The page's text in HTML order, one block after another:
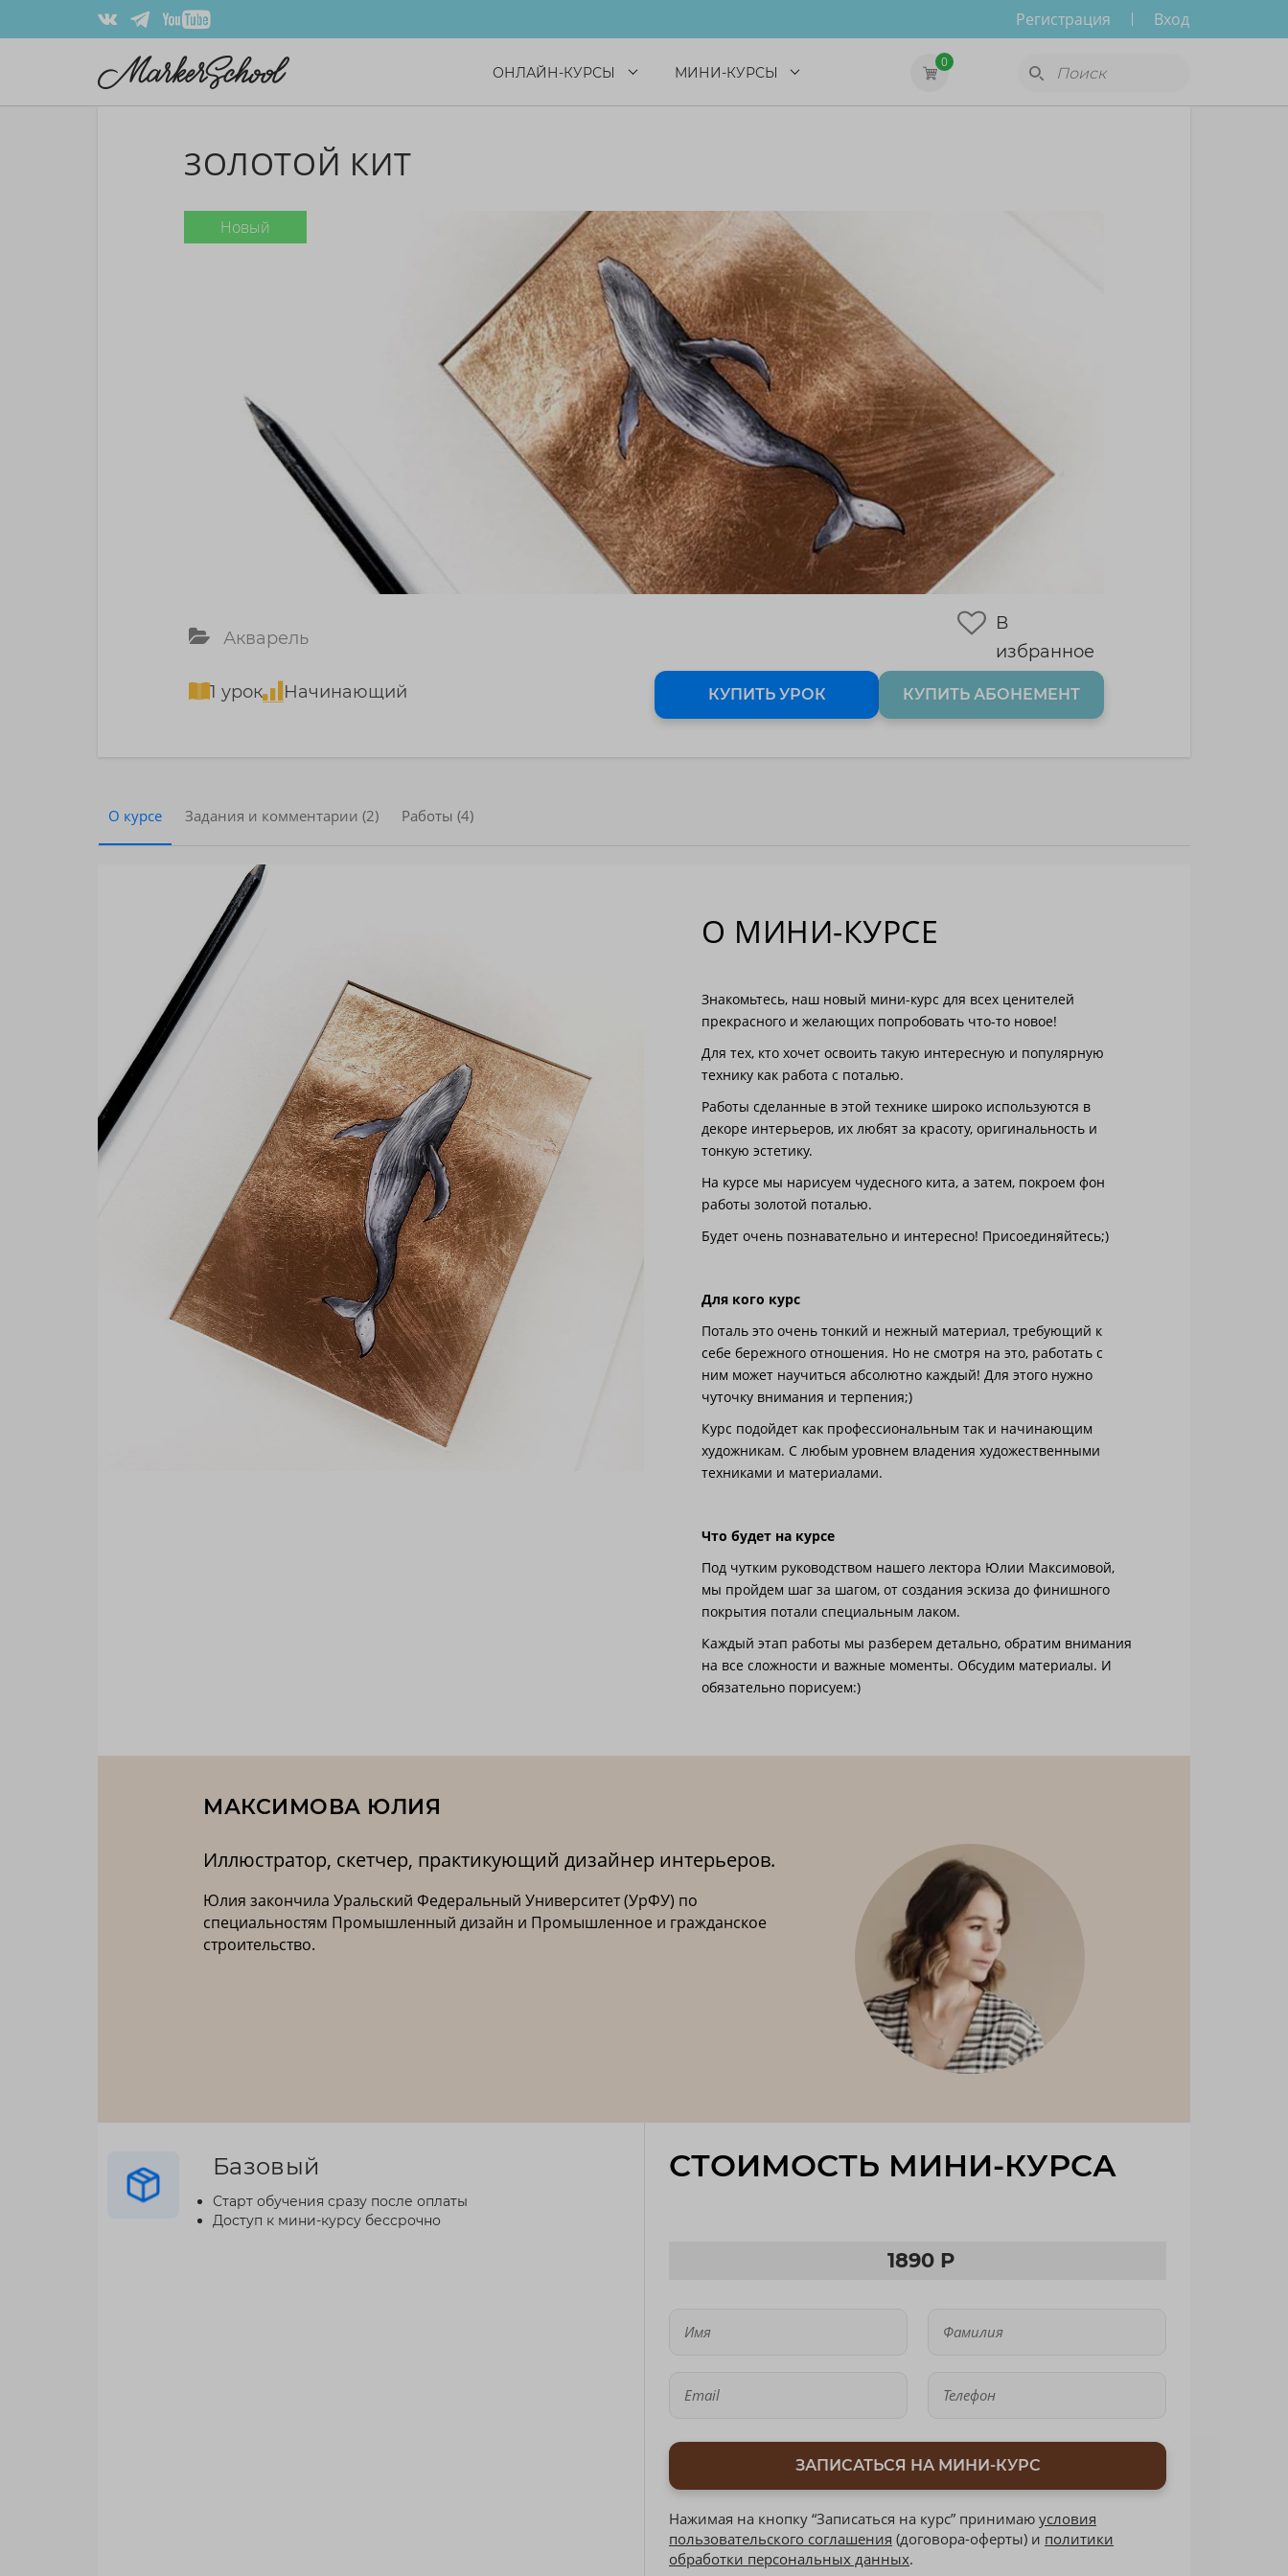
Регистрация Вход
ОНЛАЙН-КУРСЫ МИНИ-КУРСЫ
0
ЗОЛОТОЙ КИТ
Новый
В
избранное
Акварель
1 урок Начинающий КУПИТЬ УРОК КУПИТЬ АБОНЕМЕНТ
О курсе Задания и комментарии (2) Работы (4)
О МИНИ-КУРСЕ
Знакомьтесь, наш новый мини-курс для всех ценителей
прекрасного и желающих попробовать что-то новое!
Для тех, кто хочет освоить такую интересную и популярную
технику как работа с поталью.
Работы сделанные в этой технике широко используются в
декоре интерьеров, их любят за красоту, оригинальность и
тонкую эстетику.
На курсе мы нарисуем чудесного кита, а затем, покроем фон
работы золотой поталью.
Будет очень познавательно и интересно! Присоединяйтесь;)
Для кого курс
Поталь это очень тонкий и нежный материал, требующий к
себе бережного отношения. Но не смотря на это, работать с
ним может научиться абсолютно каждый! Для этого нужно
чуточку внимания и терпения;)
Курс подойдет как профессиональным так и начинающим
художникам. С любым уровнем владения художественными
техниками и материалами.
Что будет на курсе
Под чутким руководством нашего лектора Юлии Максимовой,
мы пройдем шаг за шагом, от создания эскиза до финишного
покрытия потали специальным лаком.
Каждый этап работы мы разберем детально, обратим внимания
на все сложности и важные моменты. Обсудим материалы. И
обязательно порисуем:)
МАКСИМОВА ЮЛИЯ
Иллюстратор, скетчер, практикующий дизайнер интерьеров.
Юлия закончила Уральский Федеральный Университет (УрФУ) по
специальностям Промышленный дизайн и Промышленное и гражданское
строительство.
Базовый
Старт обучения сразу после оплаты
Доступ к мини-курсу бессрочно
СТОИМОСТЬ МИНИ-КУРСА
1890 Р
ЗАПИСАТЬСЯ НА МИНИ-КУРС
Нажимая на кнопку “Записаться на курс” принимаю условия
пользовательского соглашения (договора-оферты) и политики
обработки персональных данных.